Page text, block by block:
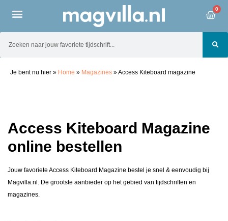
0
Je bent nu hier » Home » Magazines »Access Kiteboard magazine
Access Kiteboard Magazine
online bestellen
Jouw favoriete Access Kiteboard Magazine bestel je snel & eenvoudig bij
Magvilla.nl. De grootste aanbieder op het gebied van tijdschriften en
magazines.